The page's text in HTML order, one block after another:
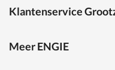
Klantenservice
Meer ENGIE